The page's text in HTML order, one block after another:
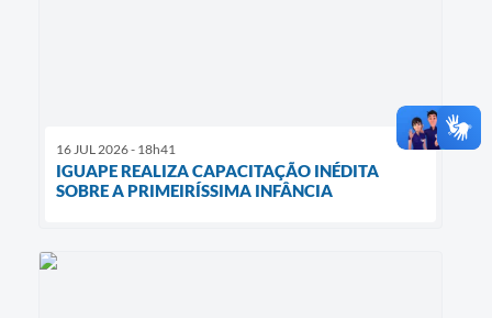
16 JUL 2026 - 18h41
IGUAPE REALIZA CAPACITAÇÃO INÉDITA
SOBRE A PRIMEIRÍSSIMA INFÂNCIA